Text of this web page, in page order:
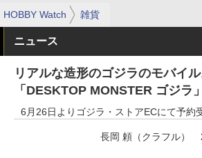
HOBBY Watch 雑貨
ニュース
リアルな造形のゴジラのモバイ
「DESKTOP MONSTER ゴジラ
6月26日よりゴジラ・ストアECにて予約
長岡 頼（クラフル）